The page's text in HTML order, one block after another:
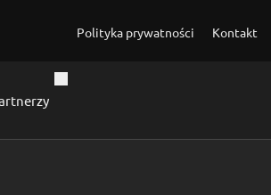
Polityka prywatności Kontakt